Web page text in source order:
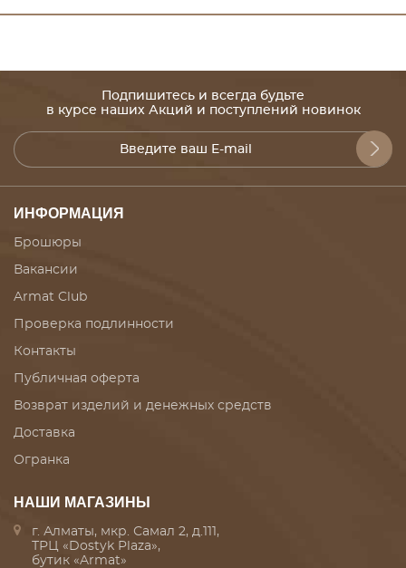
Подпишитесь и всегда будьте
в курсе наших Акций и поступлений новинок
ИНФОРМАЦИЯ
Брошюры
Вакансии
Armat Club
Проверка подлинности
Контакты
Публичная оферта
Возврат изделий и денежных средств
Доставка
Огранка
НАШИ МАГАЗИНЫ
г. Алматы, мкр. Самал 2, д.111,
ТРЦ «Dostyk Plaza»,
бутик «Armat»